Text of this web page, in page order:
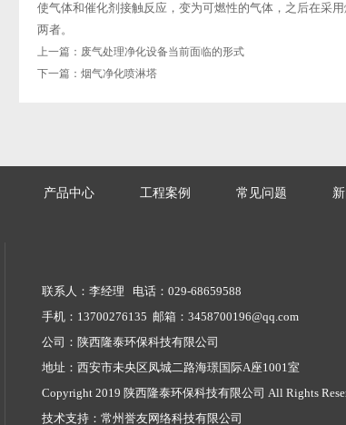
使气体和催化剂接触反应，变为可燃性的气体，之后在采
两者。
上一篇： 废气处理净化设备当前面临的形式
下一篇： 烟气净化喷淋塔
产品中心 工程案例 常见问题
联系人：李经理 电话：029-68659588
手机：13700276135 邮箱：3458700196@qq.com
公司：陕西隆泰环保科技有限公司
地址：西安市未央区凤城二路海璟国际A座1001室
Copyright 2019 陕西隆泰环保科技有限公司 All Rights
技术支持： 常州誉友网络科技有限公司